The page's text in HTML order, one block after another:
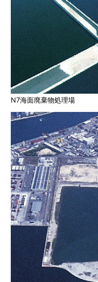
N7海面廃棄物処理場